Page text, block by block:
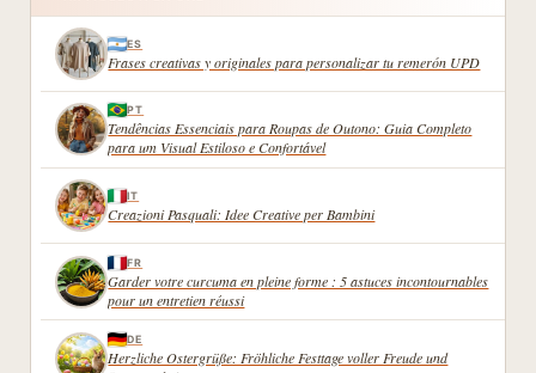
CRÉER
UN
ESPACE
MÉDITATION
ES
Frases creativas y originales para personalizar tu remerón UPD
PT
Tendências Essenciais para Roupas de Outono: Guia Completo
para um Visual Estiloso e Confortável
IT
Creazioni Pasquali: Idee Creative per Bambini
FR
Garder votre curcuma en pleine forme : 5 astuces incontournables
pour un entretien réussi
DE
Herzliche Ostergrüße: Fröhliche Festtage voller Freude und